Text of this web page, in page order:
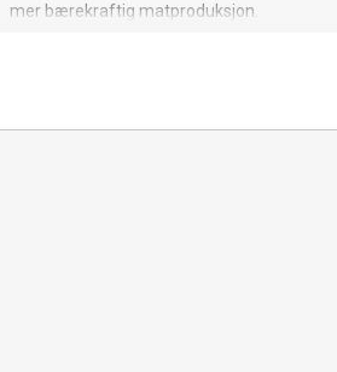
mer bærekraftig matproduksjon.